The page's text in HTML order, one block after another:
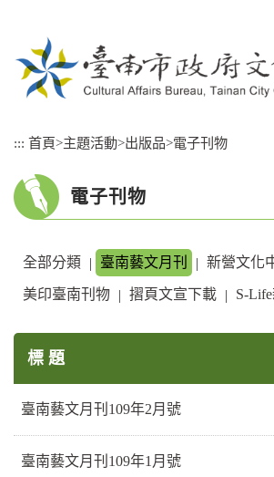
::: 首頁>主題活動>出版品>電子刊物
電子刊物
全部分類 | 臺南藝文月刊 | 新營文化
美印臺南刊物 | 摺頁文宣下載 | S-
標 題
臺南藝文月刊109年2月號
臺南藝文月刊109年1月號